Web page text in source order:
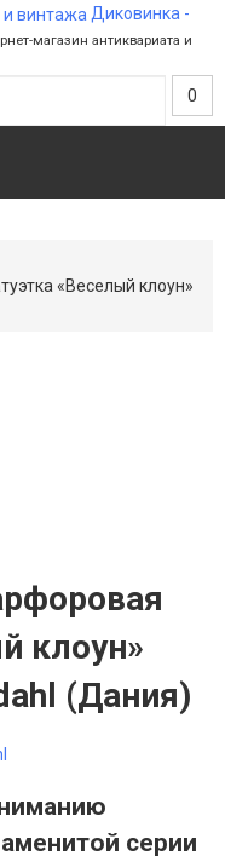
Диковинка -
магазин антиквариата и
0
«Веселый клоун»
клоун»
(Дания)
серии